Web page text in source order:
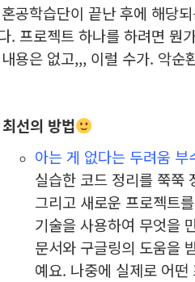
공학습단이 끝난 후에 해당
. 프로젝트 하나를 하려면 뭔
용은 없고,,, 이럴 수가. 악순
최선의 방법
아는 게 없다는 두려움 부
실습한 코드 정리를 쭉쭉
그리고 새로운 프로젝트
기술을 사용하여 무엇을
문서와 구글링의 도움을
예요. 나중에 실제로 어